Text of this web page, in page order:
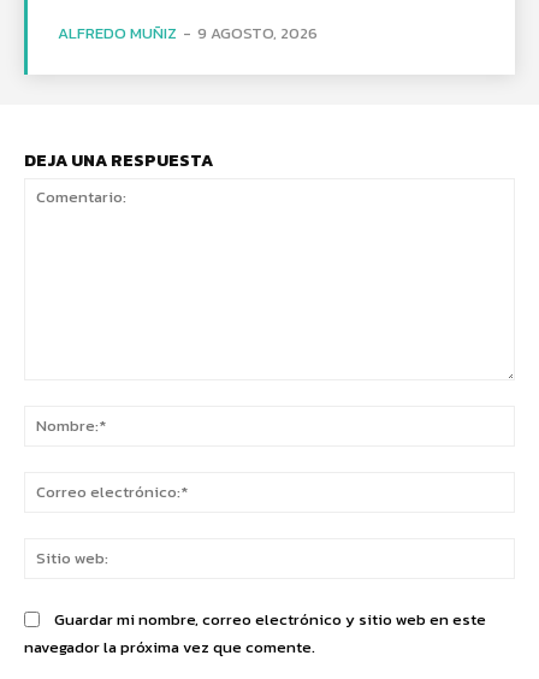
ALFREDO MUÑIZ - 9 AGOSTO, 2026
DEJA UNA RESPUESTA
Guardar mi nombre, correo electrónico y sitio web en este
navegador la próxima vez que comente.